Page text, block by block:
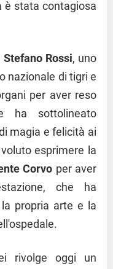
è stata contagiosa
Stefano Rossi, uno
nazionale di tigri e
per aver reso
ha sottolineato
magia e felicità ai
esprimere la
Corvo per aver
che ha
propria arte e la
rivolge oggi un